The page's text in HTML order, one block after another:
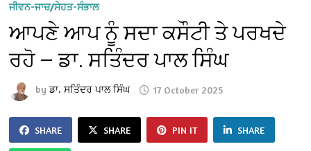
ਜੀਵਨ-ਜਾਚ/ਸੇਹਤ-ਸੰਭਾਲ
ਆਪਣੇ ਆਪ ਨੂੰ ਸਦਾ ਕਸੌਟੀ ਤੇ ਪਰਖਦੇ
ਰਹੋ — ਡਾ. ਸਤਿੰਦਰ ਪਾਲ ਸਿੰਘ
byਡਾ. ਸਤਿੰਦਰ ਪਾਲ ਸਿੰਘ 17 October 2025
SHARE SHARE PIN IT SHARE